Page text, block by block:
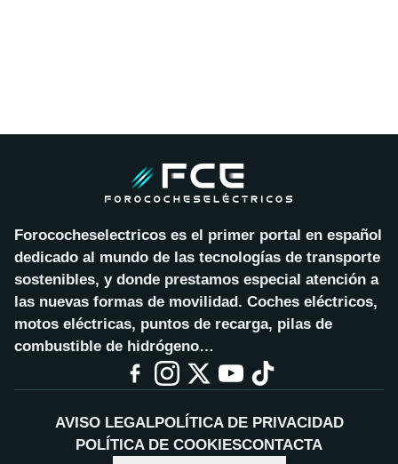
Forococheselectricos es el primer portal en español
dedicado al mundo de las tecnologías de transporte
sostenibles, y donde prestamos especial atención a
las nuevas formas de movilidad. Coches eléctricos,
motos eléctricas, puntos de recarga, pilas de
combustible de hidrógeno…
AVISO LEGALPOLÍTICA DE PRIVACIDAD
POLÍTICA DE COOKIESCONTACTA